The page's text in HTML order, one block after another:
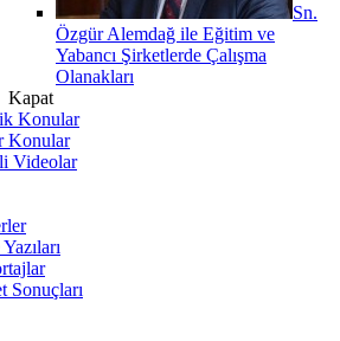
Sn.
Özgür Alemdağ ile Eğitim ve
Yabancı Şirketlerde Çalışma
Olanakları
Kapat
Konular
Konular
Videolar
Sonuçları